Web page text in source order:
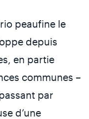
peaufine le
depuis
en partie
communes –
par
d’une